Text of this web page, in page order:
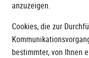
anzuzeigen.
Cookies, die zur
bestimmter, von Ihnen